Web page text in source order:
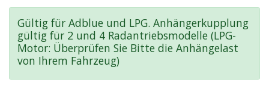
Gültig für Adblue und LPG. Anhängerkupplung
gültig für 2 und 4 Radantriebsmodelle (LPG-
Motor: Überprüfen Sie Bitte die Anhängelast
von Ihrem Fahrzeug)